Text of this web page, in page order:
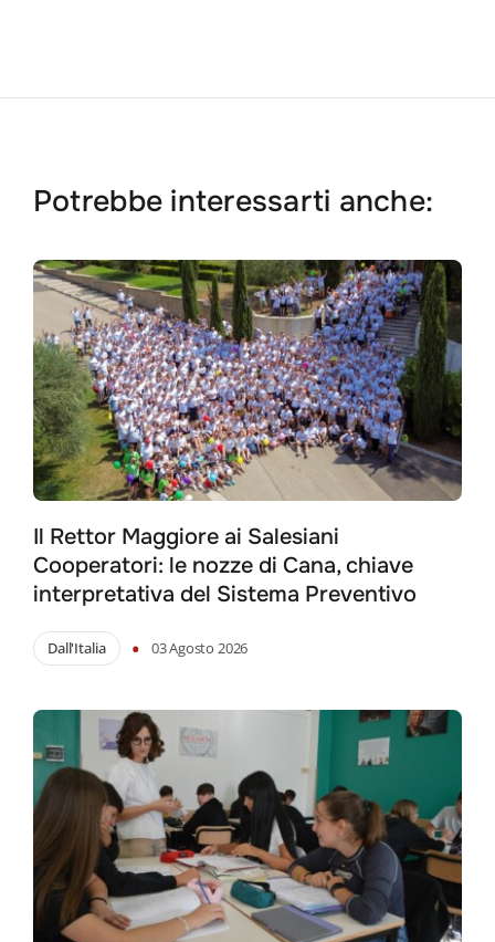
Potrebbe interessarti anche:
Il Rettor Maggiore ai Salesiani
Cooperatori: le nozze di Cana, chiave
interpretativa del Sistema Preventivo
Dall'Italia • 03 Agosto 2026